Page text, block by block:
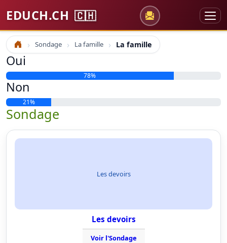
EDUCH.CH 🇨🇭
Accueil Sondage La famille La famille
Oui
78%
Non
21%
Sondage
Les devoirs
Les devoirs
Voir l'Sondage